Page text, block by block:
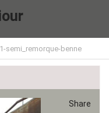
semi_remorque-benne
Share